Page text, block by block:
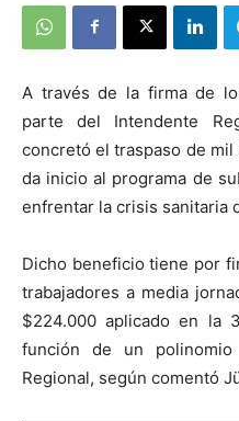
A través de la firma de
parte del Intendente
concretó el traspaso de
da inicio al programa de
enfrentar la crisis sanitaria
Dicho beneficio tiene por
trabajadores a media
$224.000 aplicado en la
función de un
Regional, según comentó